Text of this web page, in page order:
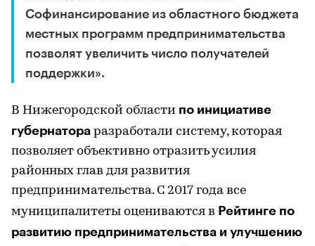
Софинансирование из областного бюджета
местных программ предпринимательства
позволят увеличить число получателей
поддержки».
В Нижегородской области по инициативе
губернатора разработали систему, которая
позволяет объективно отразить усилия
районных глав для развития
предпринимательства. С 2017 года все
муниципалитеты оцениваются в Рейтинге по
развитию предпринимательства и улучшению